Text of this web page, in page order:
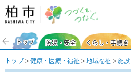
柏市 つづくを、
トップ 防災・安全 くらし・手続き
トップ > 健康・医療・福祉 > 地域福祉 > 施設